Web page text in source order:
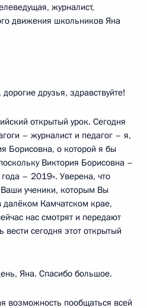
журналист,
движения школьников Яна
друзья, здравствуйте!
открытый урок. Сегодня
– журналист и педагог – я,
Борисовна, о которой я бы
Виктория Борисовна –
года – 2019». Уверена, что
Ваши ученики, которым Вы
далёком Камчатском крае,
нас смотрят и передают
сегодня этот открытый
Яна. Спасибо большое.
возможность пообщаться всей